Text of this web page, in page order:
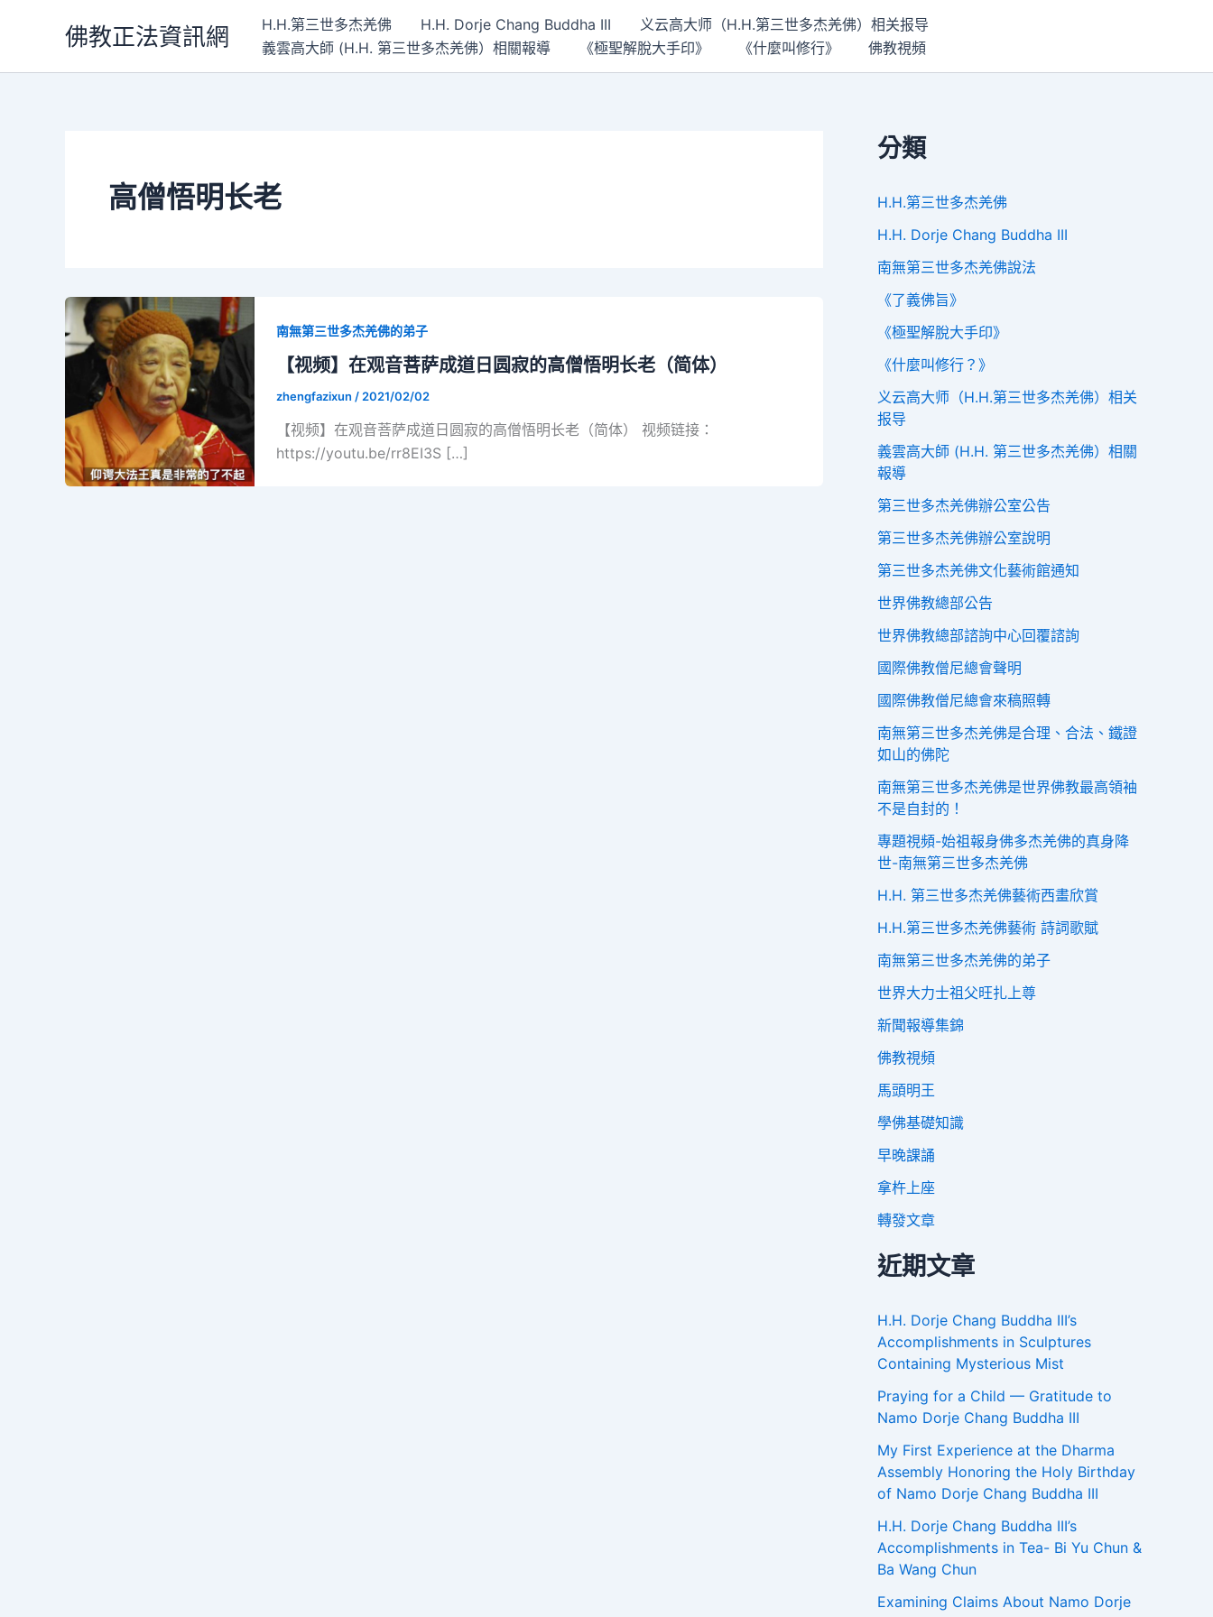
佛教正法資訊網 H.H.第三世多杰羌佛 H.H. Dorje Chang Buddha III
义云高大师（H.H.第三世多杰羌佛）相关报导
義雲高大師 (H.H. 第三世多杰羌佛）相關報導
《極聖解脫大手印》 《什麼叫修行》 佛教視頻
高僧悟明长老
南無第三世多杰羌佛的弟子
【视频】在观音菩萨成道日圆寂的高僧悟明长老（简体）
zhengfazixun / 2021/02/02
【视频】在观音菩萨成道日圆寂的高僧悟明长老（简体） 视频链接：
https://youtu.be/rr8EI3S […]
分類
H.H.第三世多杰羌佛
H.H. Dorje Chang Buddha III
南無第三世多杰羌佛說法
《了義佛旨》
《極聖解脫大手印》
《什麼叫修行？》
义云高大师（H.H.第三世多杰羌佛）相关
报导
義雲高大師 (H.H. 第三世多杰羌佛）相關
報導
第三世多杰羌佛辦公室公告
第三世多杰羌佛辦公室說明
第三世多杰羌佛文化藝術館通知
世界佛教總部公告
世界佛教總部諮詢中心回覆諮詢
國際佛教僧尼總會聲明
國際佛教僧尼總會來稿照轉
南無第三世多杰羌佛是合理、合法、鐵證
如山的佛陀
南無第三世多杰羌佛是世界佛教最高領袖
不是自封的！
專題視頻-始祖報身佛多杰羌佛的真身降
世-南無第三世多杰羌佛
H.H. 第三世多杰羌佛藝術西畫欣賞
H.H.第三世多杰羌佛藝術 詩詞歌賦
南無第三世多杰羌佛的弟子
世界大力士祖父旺扎上尊
新聞報導集錦
佛教視頻
馬頭明王
學佛基礎知識
早晚課誦
拿杵上座
轉發文章
近期文章
H.H. Dorje Chang Buddha III’s
Accomplishments in Sculptures
Containing Mysterious Mist
Praying for a Child — Gratitude to
Namo Dorje Chang Buddha III
My First Experience at the Dharma
Assembly Honoring the Holy Birthday
of Namo Dorje Chang Buddha III
H.H. Dorje Chang Buddha III’s
Accomplishments in Tea- Bi Yu Chun &
Ba Wang Chun
Examining Claims About Namo Dorje